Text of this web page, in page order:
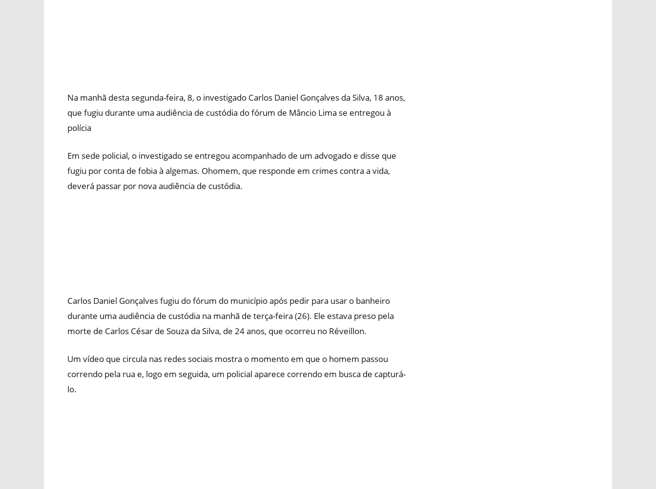
Na manhã desta segunda-feira, 8, o investigado Carlos Daniel Gonçalves da Silva, 18 anos,
que fugiu durante uma audiência de custódia do fórum de Mâncio Lima se entregou à
polícia
Em sede policial, o investigado se entregou acompanhado de um advogado e disse que
fugiu por conta de fobia à algemas. Ohomem, que responde em crimes contra a vida,
deverá passar por nova audiência de custódia.
Carlos Daniel Gonçalves fugiu do fórum do município após pedir para usar o banheiro
durante uma audiência de custódia na manhã de terça-feira (26). Ele estava preso pela
morte de Carlos César de Souza da Silva, de 24 anos, que ocorreu no Réveillon.
Um vídeo que circula nas redes sociais mostra o momento em que o homem passou
correndo pela rua e, logo em seguida, um policial aparece correndo em busca de capturá-
lo.